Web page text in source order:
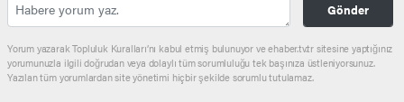
Gönder
Yorum yazarak Topluluk Kuralları’nı kabul etmiş bulunuyor ve ehaber.tv.tr sitesine yaptığınız
yorumunuzla ilgili doğrudan veya dolaylı tüm sorumluluğu tek başınıza üstleniyorsunuz.
Yazılan tüm yorumlardan site yönetimi hiçbir şekilde sorumlu tutulamaz.